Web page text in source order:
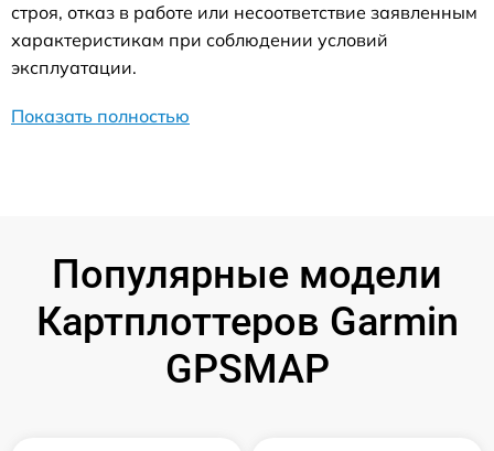
строя, отказ в работе или несоответствие заявленным
характеристикам при соблюдении условий
эксплуатации.
Показать полностью
Популярные модели
Картплоттеров Garmin
GPSMAP